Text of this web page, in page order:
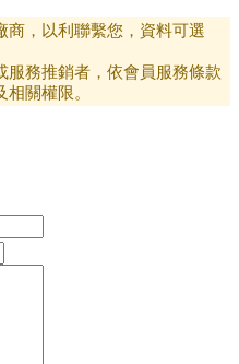
商，以利聯繫您，資料可選
服務推銷者，依會員服務條款
關權限。